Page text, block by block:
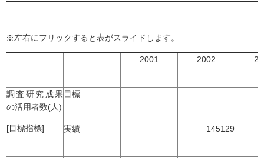
※左右にフリックすると表がスライドします。
2001 2002
調査研究成果
の活用者数(人)
[目標指標]
目標
実績 145129